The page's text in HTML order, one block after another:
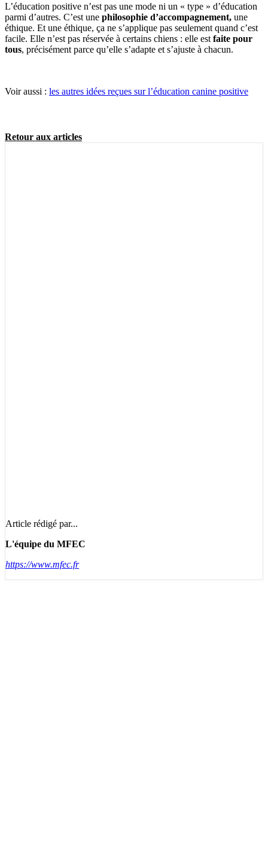
L’éducation positive n’est pas une mode ni un « type » d’éducation
parmi d’autres. C’est une philosophie d’accompagnement, une
éthique. Et une éthique, ça ne s’applique pas seulement quand c’est
facile. Elle n’est pas réservée à certains chiens : elle est faite pour
tous, précisément parce qu’elle s’adapte et s’ajuste à chacun.
Voir aussi : les autres idées reçues sur l’éducation canine positive
Retour aux articles
Article rédigé par...
L'équipe du MFEC
https://www.mfec.fr